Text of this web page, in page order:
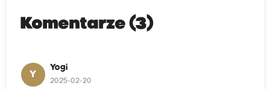
Komentarze (3)
Y
Yogi
2025-02-20